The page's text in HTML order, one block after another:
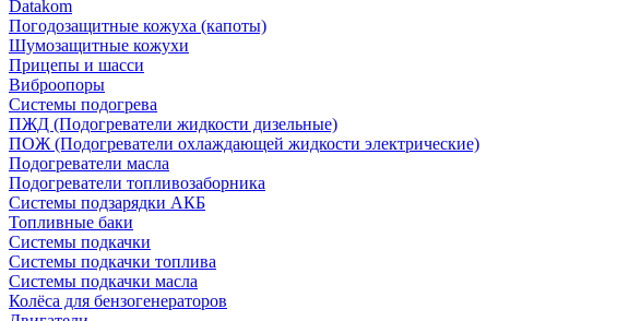
Datakom
Погодозащитные кожуха (капоты)
Шумозащитные кожухи
Прицепы и шасси
Виброопоры
Системы подогрева
ПЖД (Подогреватели жидкости дизельные)
ПОЖ (Подогреватели охлаждающей жидкости электрические)
Подогреватели масла
Подогреватели топливозаборника
Системы подзарядки АКБ
Топливные баки
Системы подкачки
Системы подкачки топлива
Системы подкачки масла
Колёса для бензогенераторов